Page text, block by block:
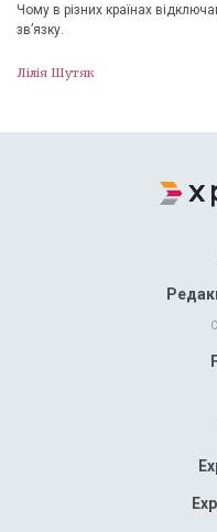
Чому в різних країнах
зв’язку.
Лілія Шутяк